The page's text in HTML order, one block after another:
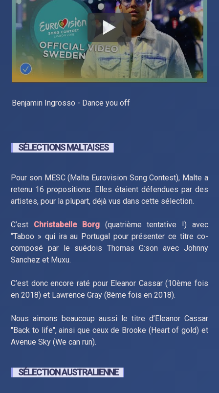
Benjamin Ingrosso - Dance you off
SÉLECTIONS MALTAISES
Pour son MESC (Malta Eurovision Song Contest), Malte a
retenu 16 propositions. Elles étaient défendues par des
artistes, pour la plupart, déjà vus dans cette sélection.
C’est Christabelle Borg(quatrième tentative !) avec
“Taboo » qui ira au Portugal pour présenter ce titre co-
composé par le suédois Thomas G:son avec Johnny
Sanchez et Muxu.
C’est donc encore raté pour Eleanor Cassar (10ème fois
en 2018) et Lawrence Gray (8ème fois en 2018).
Nous aimons beaucoup aussi le titre d’Eleanor Cassar
"Back to life", ainsi que ceux de Brooke (Heart of gold) et
Avenue Sky (We can run).
SÉLECTION AUSTRALIENNE